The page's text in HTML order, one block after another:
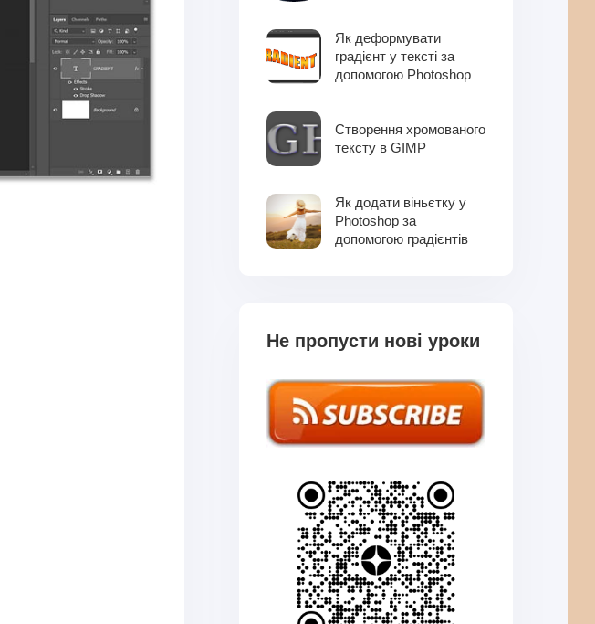
Як деформувати
градієнт у тексті за
допомогою Photoshop
Створення хромованого
тексту в GIMP
Як додати віньєтку у
Photoshop за
допомогою градієнтів
Не пропусти нові уроки